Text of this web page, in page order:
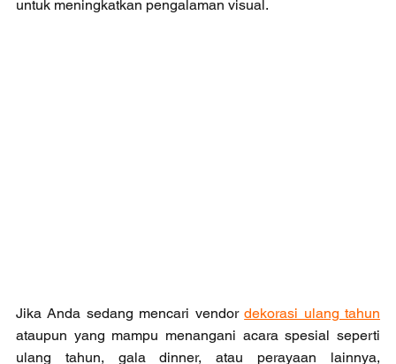
untuk meningkatkan pengalaman visual.
Jika Anda sedang mencari vendor dekorasi ulang tahun
ataupun yang mampu menangani acara spesial seperti